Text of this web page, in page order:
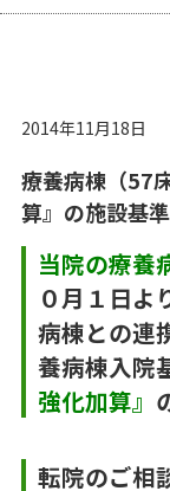
2014年11月18日
療養病棟（57
算』の施設基
当院の療養
０月１日よ
病棟との連
養病棟入院
強化加算』
転院のご相